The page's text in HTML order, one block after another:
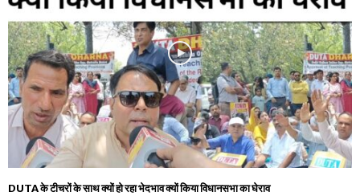
DUTA के टीचरों के साथ क्यों हो रहा भेदभाव क्यों किया विधानसभा का घेराव